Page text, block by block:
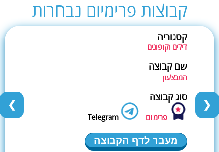
קבוצות פרימיום נבחרות
קטגוריה
דילים וקופונים
שם קבוצה
המבצעון
סוג קבוצה
פרימיום Telegram
מעבר לדף הקבוצה
❮ ❯